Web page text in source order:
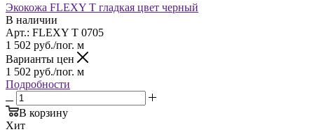
Экокожа FLEXY T гладкая цвет черный
В наличии
Арт.: FLEXY T 0705
1 502 руб./пог. м
Варианты цен
1 502 руб./пог. м
Подробности
В корзину
Хит